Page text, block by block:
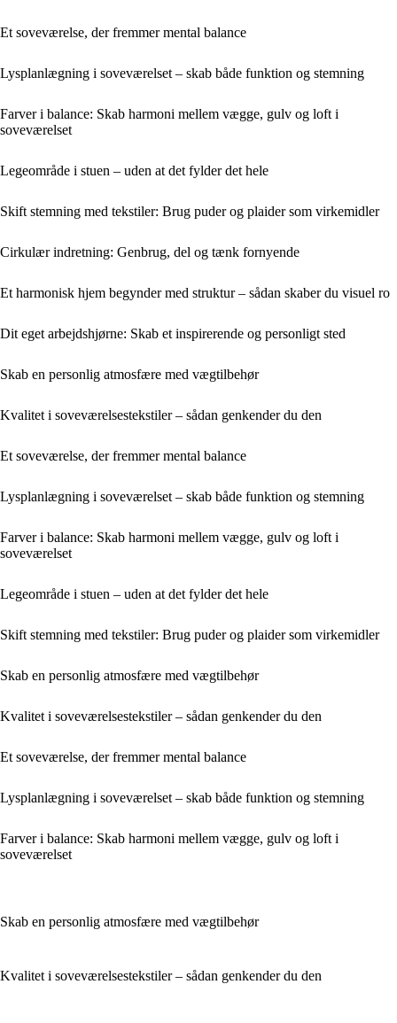
Et soveværelse, der fremmer mental balance
Lysplanlægning i soveværelset – skab både funktion og stemning
Farver i balance: Skab harmoni mellem vægge, gulv og loft i
soveværelset
Legeområde i stuen – uden at det fylder det hele
Skift stemning med tekstiler: Brug puder og plaider som virkemidler
Cirkulær indretning: Genbrug, del og tænk fornyende
Et harmonisk hjem begynder med struktur – sådan skaber du visuel ro
Dit eget arbejdshjørne: Skab et inspirerende og personligt sted
Skab en personlig atmosfære med vægtilbehør
Kvalitet i soveværelsestekstiler – sådan genkender du den
Et soveværelse, der fremmer mental balance
Lysplanlægning i soveværelset – skab både funktion og stemning
Farver i balance: Skab harmoni mellem vægge, gulv og loft i
soveværelset
Legeområde i stuen – uden at det fylder det hele
Skift stemning med tekstiler: Brug puder og plaider som virkemidler
Skab en personlig atmosfære med vægtilbehør
Kvalitet i soveværelsestekstiler – sådan genkender du den
Et soveværelse, der fremmer mental balance
Lysplanlægning i soveværelset – skab både funktion og stemning
Farver i balance: Skab harmoni mellem vægge, gulv og loft i
soveværelset
Skab en personlig atmosfære med vægtilbehør
Kvalitet i soveværelsestekstiler – sådan genkender du den